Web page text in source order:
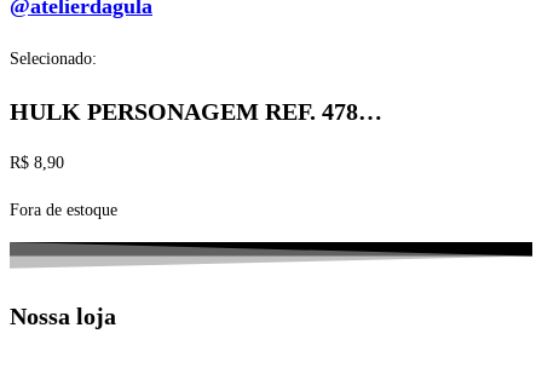
@atelierdagula
Selecionado:
HULK PERSONAGEM REF. 478…
R$ 8,90
Fora de estoque
Nossa loja